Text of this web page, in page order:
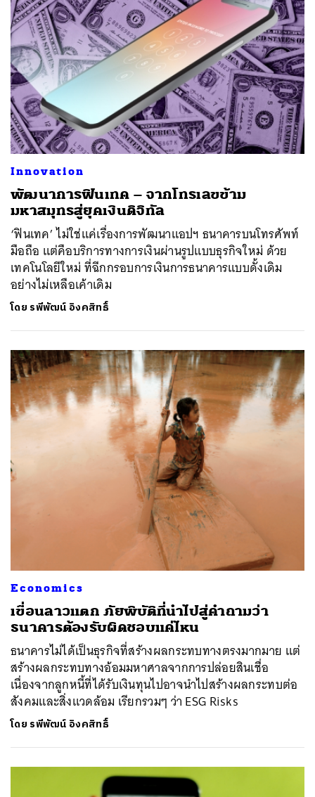
Innovation
พัฒนาการฟินเทค – จากโทรเลขข้าม
มหาสมุทรสู่ยุคเงินดิจิทัล
‘ฟินเทค’ ไม่ใช่แค่เรื่องการพัฒนาแอปฯ ธนาคารบนโทรศัพท์
มือถือ แต่คือบริการทางการเงินผ่านรูปแบบธุรกิจใหม่ ด้วย
เทคโนโลยีใหม่ ที่ฉีกกรอบการเงินการธนาคารแบบดั้งเดิม
อย่างไม่เหลือเค้าเดิม
โดย รพีพัฒน์ อิงคสิทธิ์
Economics
เขื่อนลาวแตก ภัยพิบัติที่นำไปสู่คำถามว่า
ธนาคารต้องรับผิดชอบแค่ไหน
ธนาคารไม่ได้เป็นธุรกิจที่สร้างผลกระทบทางตรงมากมาย แต่
สร้างผลกระทบทางอ้อมมหาศาลจากการปล่อยสินเชื่อ
เนื่องจากลูกหนี้ที่ได้รับเงินทุนไปอาจนำไปสร้างผลกระทบต่อ
สังคมและสิ่งแวดล้อม เรียกรวมๆ ว่า ESG Risks
โดย รพีพัฒน์ อิงคสิทธิ์